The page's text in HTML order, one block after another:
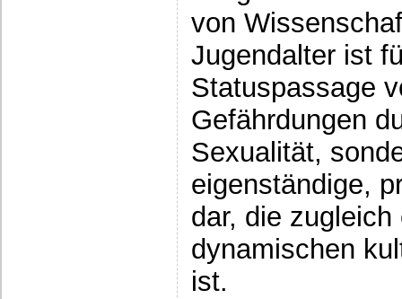
von
Jugendalter ist
Statuspassage
Gefährdungen
Sexualität,
eigenständige,
dar, die
dynamischen
ist.